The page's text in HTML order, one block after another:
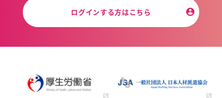
ログインする方はこちら